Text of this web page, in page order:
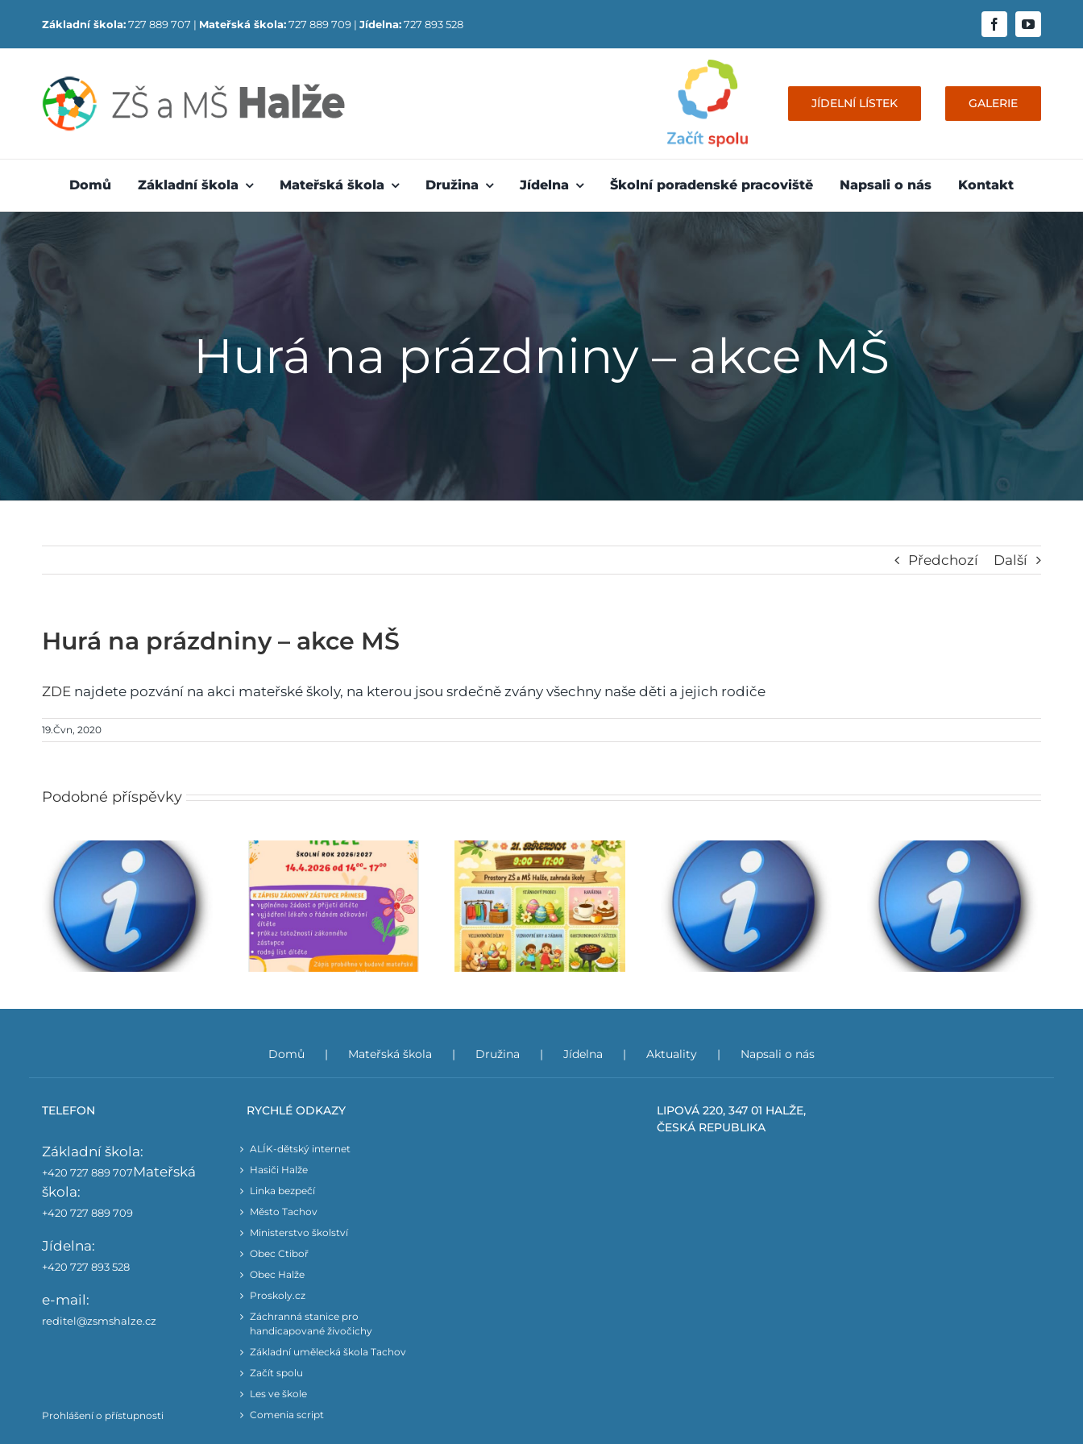
content
Základní škola:727 889 707 | Mateřská škola:727 889 709 | Jídelna:727 893 528
JÍDELNÍ LÍSTEK GALERIE
Domů Základní škola Mateřská škola Družina Jídelna Školní poradenské pracoviště Napsali o nás Kontakt
Hurá na prázdniny – akce MŠ
Předchozí Další
Hurá na prázdniny – akce MŠ
ZDE najdete pozvání na akci mateřské školy, na kterou jsou srdečně zvány všechny naše děti a jejich rodiče
19.Čvn, 2020
Podobné příspěvky
Zápis do mateřské školy Jarmark
Doplňující informace
k žádostem o odklad
povinné školní docházky
(PŠD)
Důležité upozornění
Domů Mateřská škola Družina Jídelna Aktuality Napsali o nás
TELEFON
Základní škola:
+420 727 889 707Mateřská
škola:
+420 727 889 709
Jídelna:
+420 727 893 528
e-mail:
reditel@zsmshalze.cz
Prohlášení o přístupnosti
RYCHLÉ ODKAZY
ALÍK-dětský internet
Hasiči Halže
Linka bezpečí
Město Tachov
Ministerstvo školství
Obec Ctiboř
Obec Halže
Proskoly.cz
Záchranná stanice pro
handicapované živočichy
Základní umělecká škola Tachov
Začít spolu
Les ve škole
Comenia script
LIPOVÁ 220, 347 01 HALŽE,
ČESKÁ REPUBLIKA